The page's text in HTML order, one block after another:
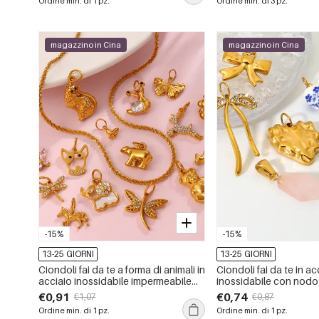
-15%
magazzino in Cina
13-25 GIORNI
Ciondoli fai da te a forma di animali in
acciaio inossidabile impermeabile
color oro.
€0,91 €1,07
Ordine min. di 1 pz.
-15%
magazzino in Cina
13-25 GIORNI
Ciondoli fai da te in
inossidabile con nodo
impermeabili, color oro
€0,74 €0,87
Ordine min. di 1 pz.